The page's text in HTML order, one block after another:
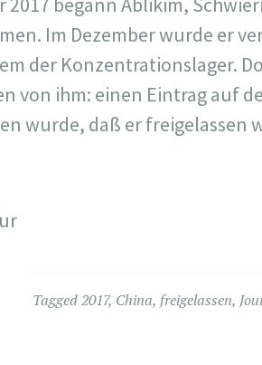
Im Dezember wurde er
der Konzentrationslager.
von ihm: einen Eintrag auf
wurde, daß er freigelassen
Tagged2017, China, freigelassen,